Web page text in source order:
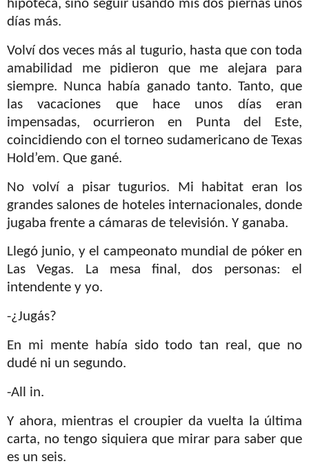
hipoteca, sino seguir usando mis dos piernas unos
días más.
Volví dos veces más al tugurio, hasta que con toda
amabilidad me pidieron que me alejara para
siempre. Nunca había ganado tanto. Tanto, que
las vacaciones que hace unos días eran
impensadas, ocurrieron en Punta del Este,
coincidiendo con el torneo sudamericano de Texas
Hold’em. Que gané.
No volví a pisar tugurios. Mi habitat eran los
grandes salones de hoteles internacionales, donde
jugaba frente a cámaras de televisión. Y ganaba.
Llegó junio, y el campeonato mundial de póker en
Las Vegas. La mesa final, dos personas: el
intendente y yo.
-¿Jugás?
En mi mente había sido todo tan real, que no
dudé ni un segundo.
-All in.
Y ahora, mientras el croupier da vuelta la última
carta, no tengo siquiera que mirar para saber que
es un seis.